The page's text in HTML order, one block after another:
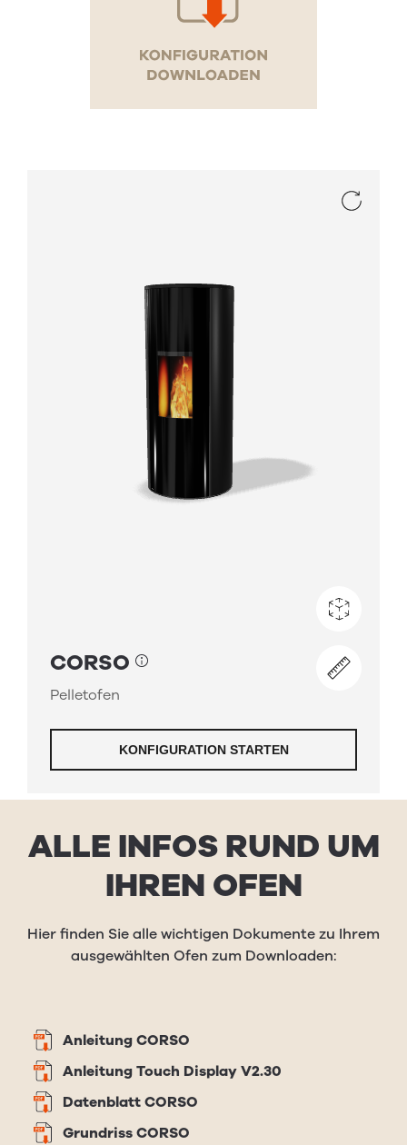
ALLE INFOS RUND UM
IHREN OFEN
Hier finden Sie alle wichtigen Dokumente zu Ihrem
ausgewählten Ofen zum Downloaden:
Anleitung CORSO
Anleitung Touch Display V2.30
Datenblatt CORSO
Grundriss CORSO